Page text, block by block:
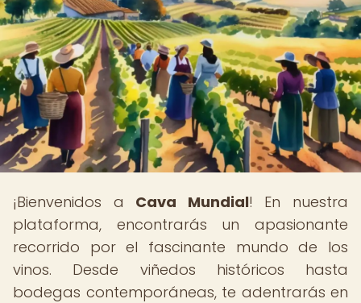
¡Bienvenidos a Cava Mundial! En nuestra
plataforma, encontrarás un apasionante
recorrido por el fascinante mundo de los
vinos. Desde viñedos históricos hasta
bodegas contemporáneas, te adentrarás en